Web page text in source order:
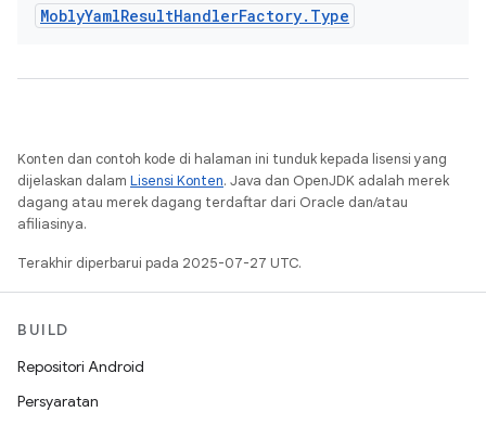
MoblyYamlResultHandlerFactory. Type
Konten dan contoh kode di halaman ini tunduk kepada lisensi yang
dijelaskan dalam Lisensi Konten. Java dan OpenJDK adalah merek
dagang atau merek dagang terdaftar dari Oracle dan/atau
afiliasinya.
Terakhir diperbarui pada 2025-07-27 UTC.
BUILD
Repositori Android
Persyaratan